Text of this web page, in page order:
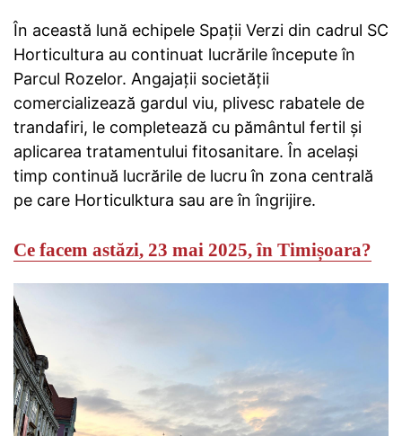
În această lună echipele Spații Verzi din cadrul SC
Horticultura au continuat lucrările începute în
Parcul Rozelor. Angajaţii societăţii
comercializează gardul viu, plivesc rabatele de
trandafiri, le completează cu pământul fertil şi
aplicarea tratamentului fitosanitare. În același
timp continuă lucrările de lucru în zona centrală
pe care Horticulktura sau are în îngrijire.
Ce facem astăzi, 23 mai 2025, în Timișoara?